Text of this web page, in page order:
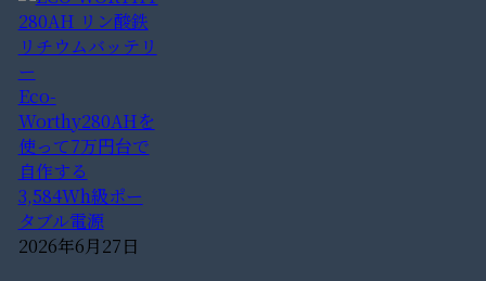
Eco-
Worthy280AHを
使って7万円台で
自作する
3,584Wh級ポー
タブル電源
2026年6月27日